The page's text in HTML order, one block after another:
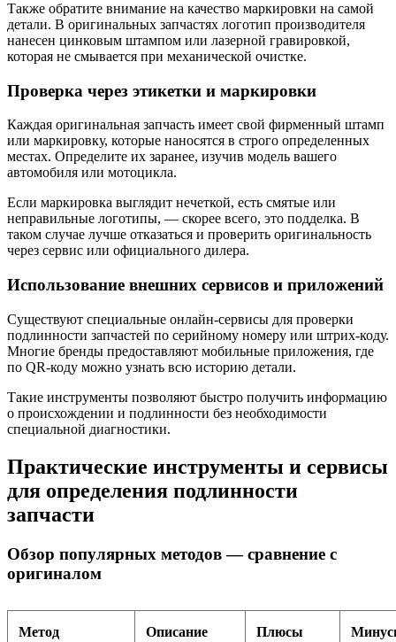
Также обратите внимание на качество маркировки на самой
детали. В оригинальных запчастях логотип производителя
нанесен цинковым штампом или лазерной гравировкой,
которая не смывается при механической очистке.
Проверка через этикетки и маркировки
Каждая оригинальная запчасть имеет свой фирменный штамп
или маркировку, которые наносятся в строго определенных
местах. Определите их заранее, изучив модель вашего
автомобиля или мотоцикла.
Если маркировка выглядит нечеткой, есть смятые или
неправильные логотипы, — скорее всего, это подделка. В
таком случае лучше отказаться и проверить оригинальность
через сервис или официального дилера.
Использование внешних сервисов и приложений
Существуют специальные онлайн-сервисы для проверки
подлинности запчастей по серийному номеру или штрих-коду.
Многие бренды предоставляют мобильные приложения, где
по QR-коду можно узнать всю историю детали.
Такие инструменты позволяют быстро получить информацию
о происхождении и подлинности без необходимости
специальной диагностики.
Практические инструменты и сервисы
для определения подлинности
запчасти
Обзор популярных методов — сравнение с
оригиналом
Метод Описание Плюсы